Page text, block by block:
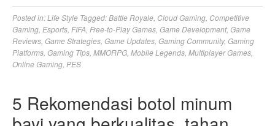
Posted in:Life Style Tagged:Battle Royale Cloud Gaming Competitive
Gaming Esports FIFA Free-to-Play Games Game Development, Game
Reviews Game Strategies Game Updates Gaming Community, Gaming
Platforms Gaming Tips MMORPG Mobile Legends Multiplayer Games
Online Gaming PES
5 Rekomendasi botol minum